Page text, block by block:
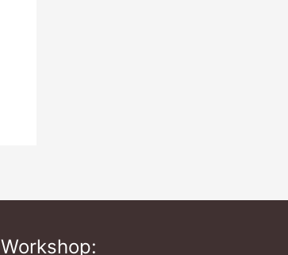
Workshop: